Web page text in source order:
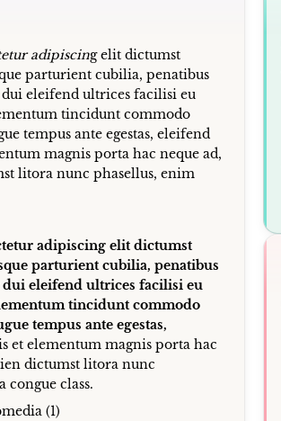
adipiscing elit dictumst
parturient cubilia, penatibus
eleifend ultrices facilisi eu
tincidunt commodo
tempus ante egestas, eleifend
magnis porta hac neque ad,
litora nunc phasellus, enim
adipiscing elit dictumst
parturient cubilia, penatibus
eleifend ultrices facilisi eu
tincidunt commodo
tempus ante egestas,
et elementum magnis porta hac
dictumst litora nunc
class.